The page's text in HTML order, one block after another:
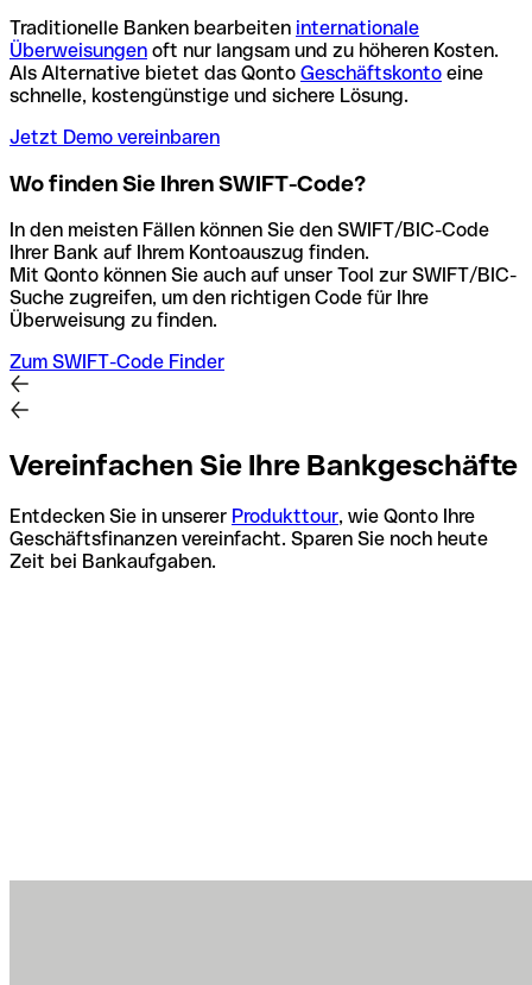
Traditionelle Banken bearbeiten internationale
Überweisungen oft nur langsam und zu höheren Kosten.
Als Alternative bietet das Qonto Geschäftskonto eine
schnelle, kostengünstige und sichere Lösung.
Jetzt Demo vereinbaren
Wo finden Sie Ihren SWIFT-Code?
In den meisten Fällen können Sie den SWIFT/BIC-Code
Ihrer Bank auf Ihrem Kontoauszug finden.
Mit Qonto können Sie auch auf unser Tool zur SWIFT/BIC-
Suche zugreifen, um den richtigen Code für Ihre
Überweisung zu finden.
Zum SWIFT-Code Finder
Vereinfachen Sie Ihre Bankgeschäfte
Entdecken Sie in unserer Produkttour, wie Qonto Ihre
Geschäftsfinanzen vereinfacht. Sparen Sie noch heute
Zeit bei Bankaufgaben.